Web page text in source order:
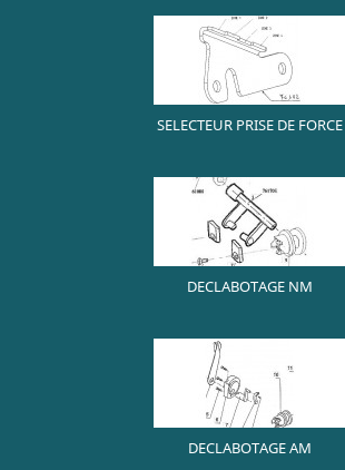
SELECTEUR PRISE DE FORCE
DECLABOTAGE NM
DECLABOTAGE AM